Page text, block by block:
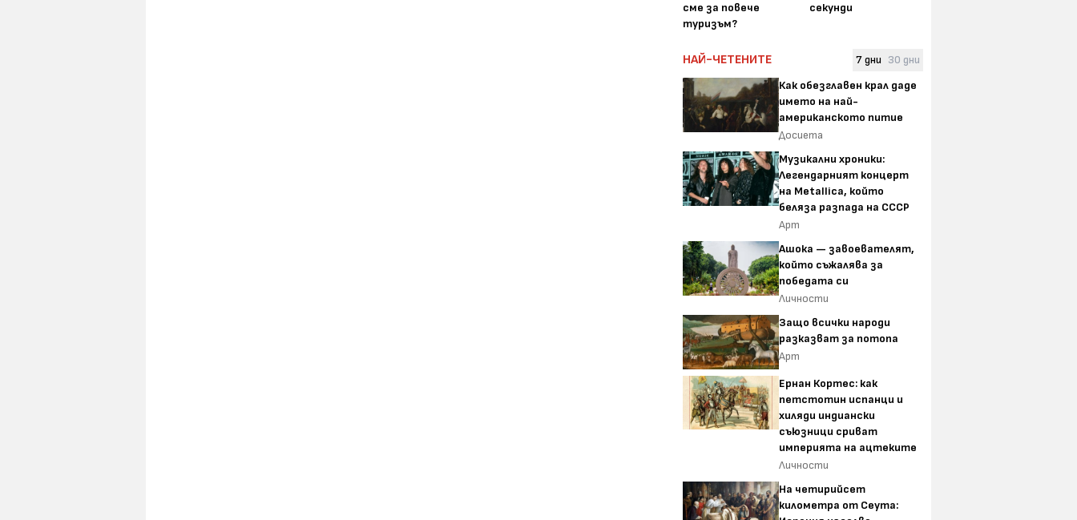
сме за повече
туризъм?
секунди
НАЙ-ЧЕТЕНИТЕ 7 дни 30 дни
Как обезглавен крал даде
името на най-
американското питие
Досиета
Музикални хроники:
Легендарният концерт
на Metallica, който
беляза разпада на СССР
Арт
Ашока — завоевателят,
който съжалява за
победата си
Личности
Защо всички народи
разказват за потопа
Арт
Ернан Кортес: как
петстотин испанци и
хиляди индиански
съюзници сриват
империята на ацтеките
Личности
На четирийсет
километра от Сеута: